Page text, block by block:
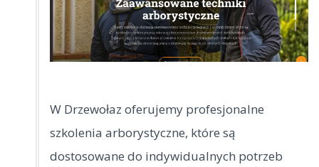
W Drzewołaz oferujemy profesjonalne
szkolenia arborystyczne, które są
dostosowane do indywidualnych potrzeb